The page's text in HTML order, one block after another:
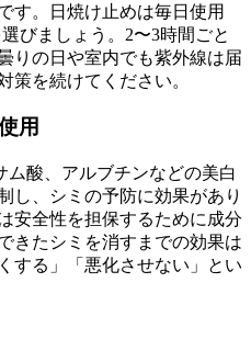
す。日焼け止めは毎日使用
びましょう。2〜3時間ごと
りの日や室内でも紫外線は届
策を続けてください。
用
ム酸、アルブチンなどの美白
し、シミの予防に効果があり
安全性を担保するために成分
きたシミを消すまでの効果は
する」「悪化させない」とい